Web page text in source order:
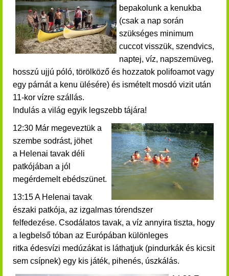
bepakolunk a kenukba
(csak a nap során
szükséges minimum
cuccot visszük, szendvics,
naptej, víz, napszemüveg,
hosszú ujjú póló, törölköző és hozzatok polifoamot vagy
egy párnát a kenu ülésére) és ismételt mosdó vizit után
11-kor vízre szállás.
Indulás a világ egyik legszebb tájára!
12:30 Már megeveztük a
szembe sodrást, jöhet
a Helenai tavak déli
patkójában a jól
megérdemelt ebédszünet.
13:15 A Helenai tavak
északi patkója, az izgalmas tórendszer
felfedezése. Csodálatos tavak, a víz annyira tiszta, hogy
a legbelső tóban az Európában különleges
ritka édesvízi medúzákat is láthatjuk (pindurkák és kicsit
sem csípnek) egy kis játék, pihenés, úszkálás.